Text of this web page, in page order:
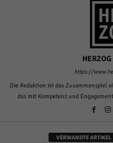
https://
Die Redaktion ist das Zusammenspiel
das mit Kompetenz und
VERWANDTE ARTIKEL